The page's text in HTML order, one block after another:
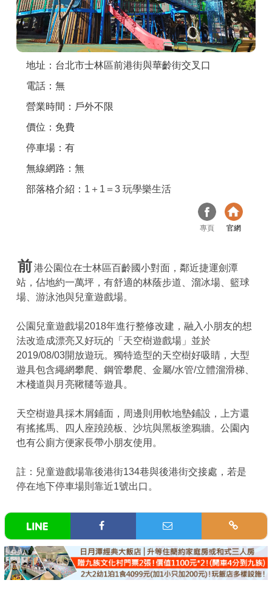
地址：台北市士林區前港街與華齡街交叉口
電話：無
營業時間：戶外不限
價位：免費
停車場：有
無線網路：無
部落格介紹： 1＋1＝3 玩學樂生活
專頁 官網
前港公園位在士林區百齡國小對面，鄰近捷運劍潭
站，佔地約一萬坪，有舒適的林蔭步道、溜冰場、籃球
場、游泳池與兒童遊戲場。
公園兒童遊戲場2018年進行整修改建，融入小朋友的想
法改造成漂亮又好玩的「天空樹遊戲場」並於
2019/08/03開放遊玩。獨特造型的天空樹好吸睛，大型
遊具包含繩網攀爬、鋼管攀爬、金屬/水管/立體溜滑梯、
木棧道與月亮鞦韆等遊具。
天空樹遊具採木屑鋪面，周邊則用軟地墊鋪設，上方還
有搖搖馬、四人座蹺蹺板、沙坑與黑板塗鴉牆。公園內
也有公廁方便家長帶小朋友使用。
註：兒童遊戲場靠後港街134巷與後港街交接處，若是
停在地下停車場則靠近1號出口。